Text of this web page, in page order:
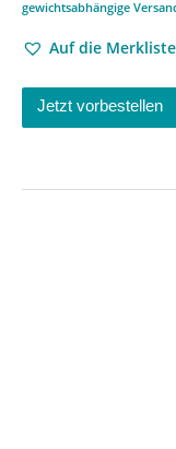
gewichtsabhängige
Auf die Merkliste
Jetzt vorbestellen